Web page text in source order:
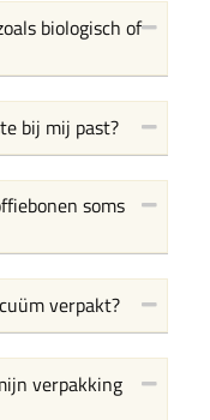
biologisch of
bij mij past?
soms
verpakt?
verpakking